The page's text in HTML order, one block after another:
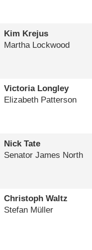
Kim Krejus
Martha Lockwood
Victoria Longley
Elizabeth Patterson
Nick Tate
Senator James North
Christoph Waltz
Stefan Müller